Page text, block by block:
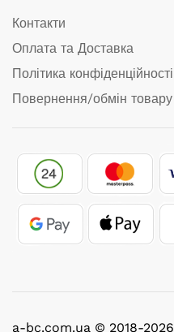
Контакти
Оплата та Доставка
Політика конфіденційності
Повернення/обмін товару
a-bc.com.ua © 2018-2026